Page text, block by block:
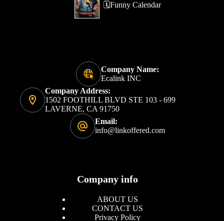
🗓️Funny Calendar
Company Name:
Ecalink INC
Company Address:
1502 FOOTHILL BLVD STE 103 - 699
LAVERNE, CA 91750
Email:
info@linkoffered.com
Company info
ABOUT US
CONTACT US
Privacy Policy